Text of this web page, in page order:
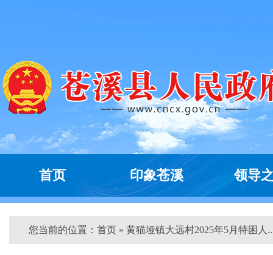
首页 印象苍溪 领导
您当前的位置： 首页 » 黄猫垭镇大远村2025年5月特困人